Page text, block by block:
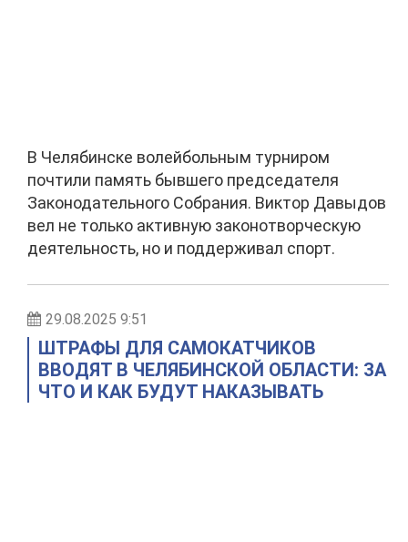
В Челябинске волейбольным турниром
почтили память бывшего председателя
Законодательного Собрания. Виктор Давыдов
вел не только активную законотворческую
деятельность, но и поддерживал спорт.
29.08.2025 9:51
ШТРАФЫ ДЛЯ САМОКАТЧИКОВ
ВВОДЯТ В ЧЕЛЯБИНСКОЙ ОБЛАСТИ: ЗА
ЧТО И КАК БУДУТ НАКАЗЫВАТЬ